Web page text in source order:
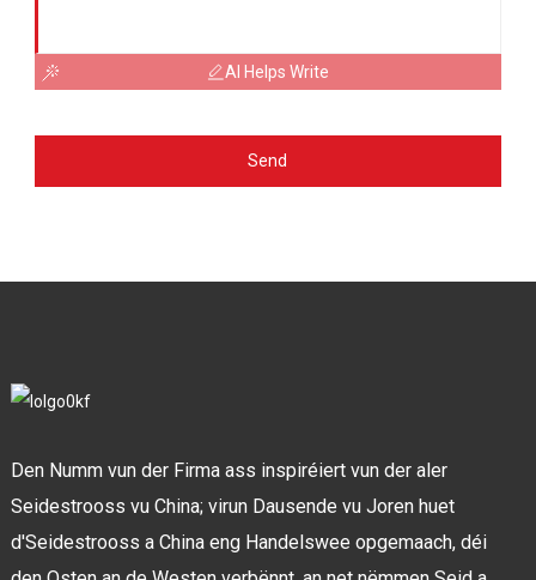
AI Helps Write
Send
Den Numm vun der Firma ass inspiréiert vun der aler
Seidestrooss vu China; virun Dausende vu Joren huet
d'Seidestrooss a China eng Handelswee opgemaach, déi